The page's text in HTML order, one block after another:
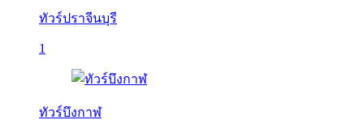
ทัวร์ปราจีนบุรี
1
ทัวร์บึงกาฬ